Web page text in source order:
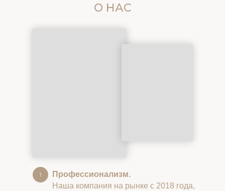
О НАС
Профессионализм.
Наша компания на рынке с 2018 года,